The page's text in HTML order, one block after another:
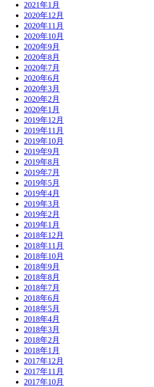
2021年1月
2020年12月
2020年11月
2020年10月
2020年9月
2020年8月
2020年7月
2020年6月
2020年3月
2020年2月
2020年1月
2019年12月
2019年11月
2019年10月
2019年9月
2019年8月
2019年7月
2019年5月
2019年4月
2019年3月
2019年2月
2019年1月
2018年12月
2018年11月
2018年10月
2018年9月
2018年8月
2018年7月
2018年6月
2018年5月
2018年4月
2018年3月
2018年2月
2018年1月
2017年12月
2017年11月
2017年10月